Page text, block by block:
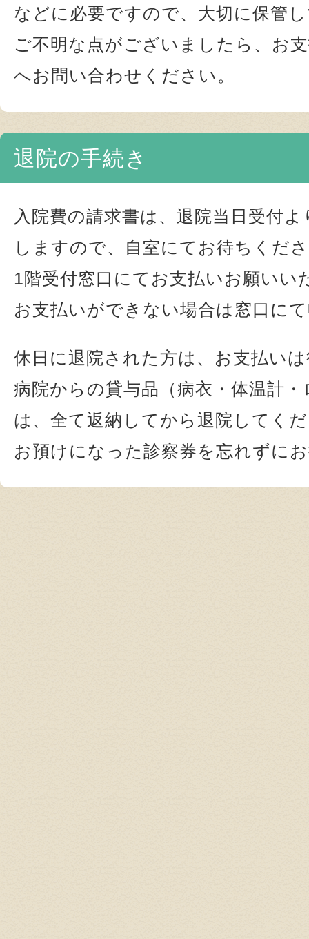
などに必要ですので、大切に保管
ご不明な点がございましたら、お
へお問い合わせください。
退院の手続き
入院費の請求書は、退院当日受付
しますので、自室にてお待ちくだ
1階受付窓口にてお支払いお願いい
お支払いができない場合は窓口に
休日に退院された方は、お支払い
病院からの貸与品（病衣・体温計
は、全て返納してから退院してく
お預けになった診察券を忘れずに